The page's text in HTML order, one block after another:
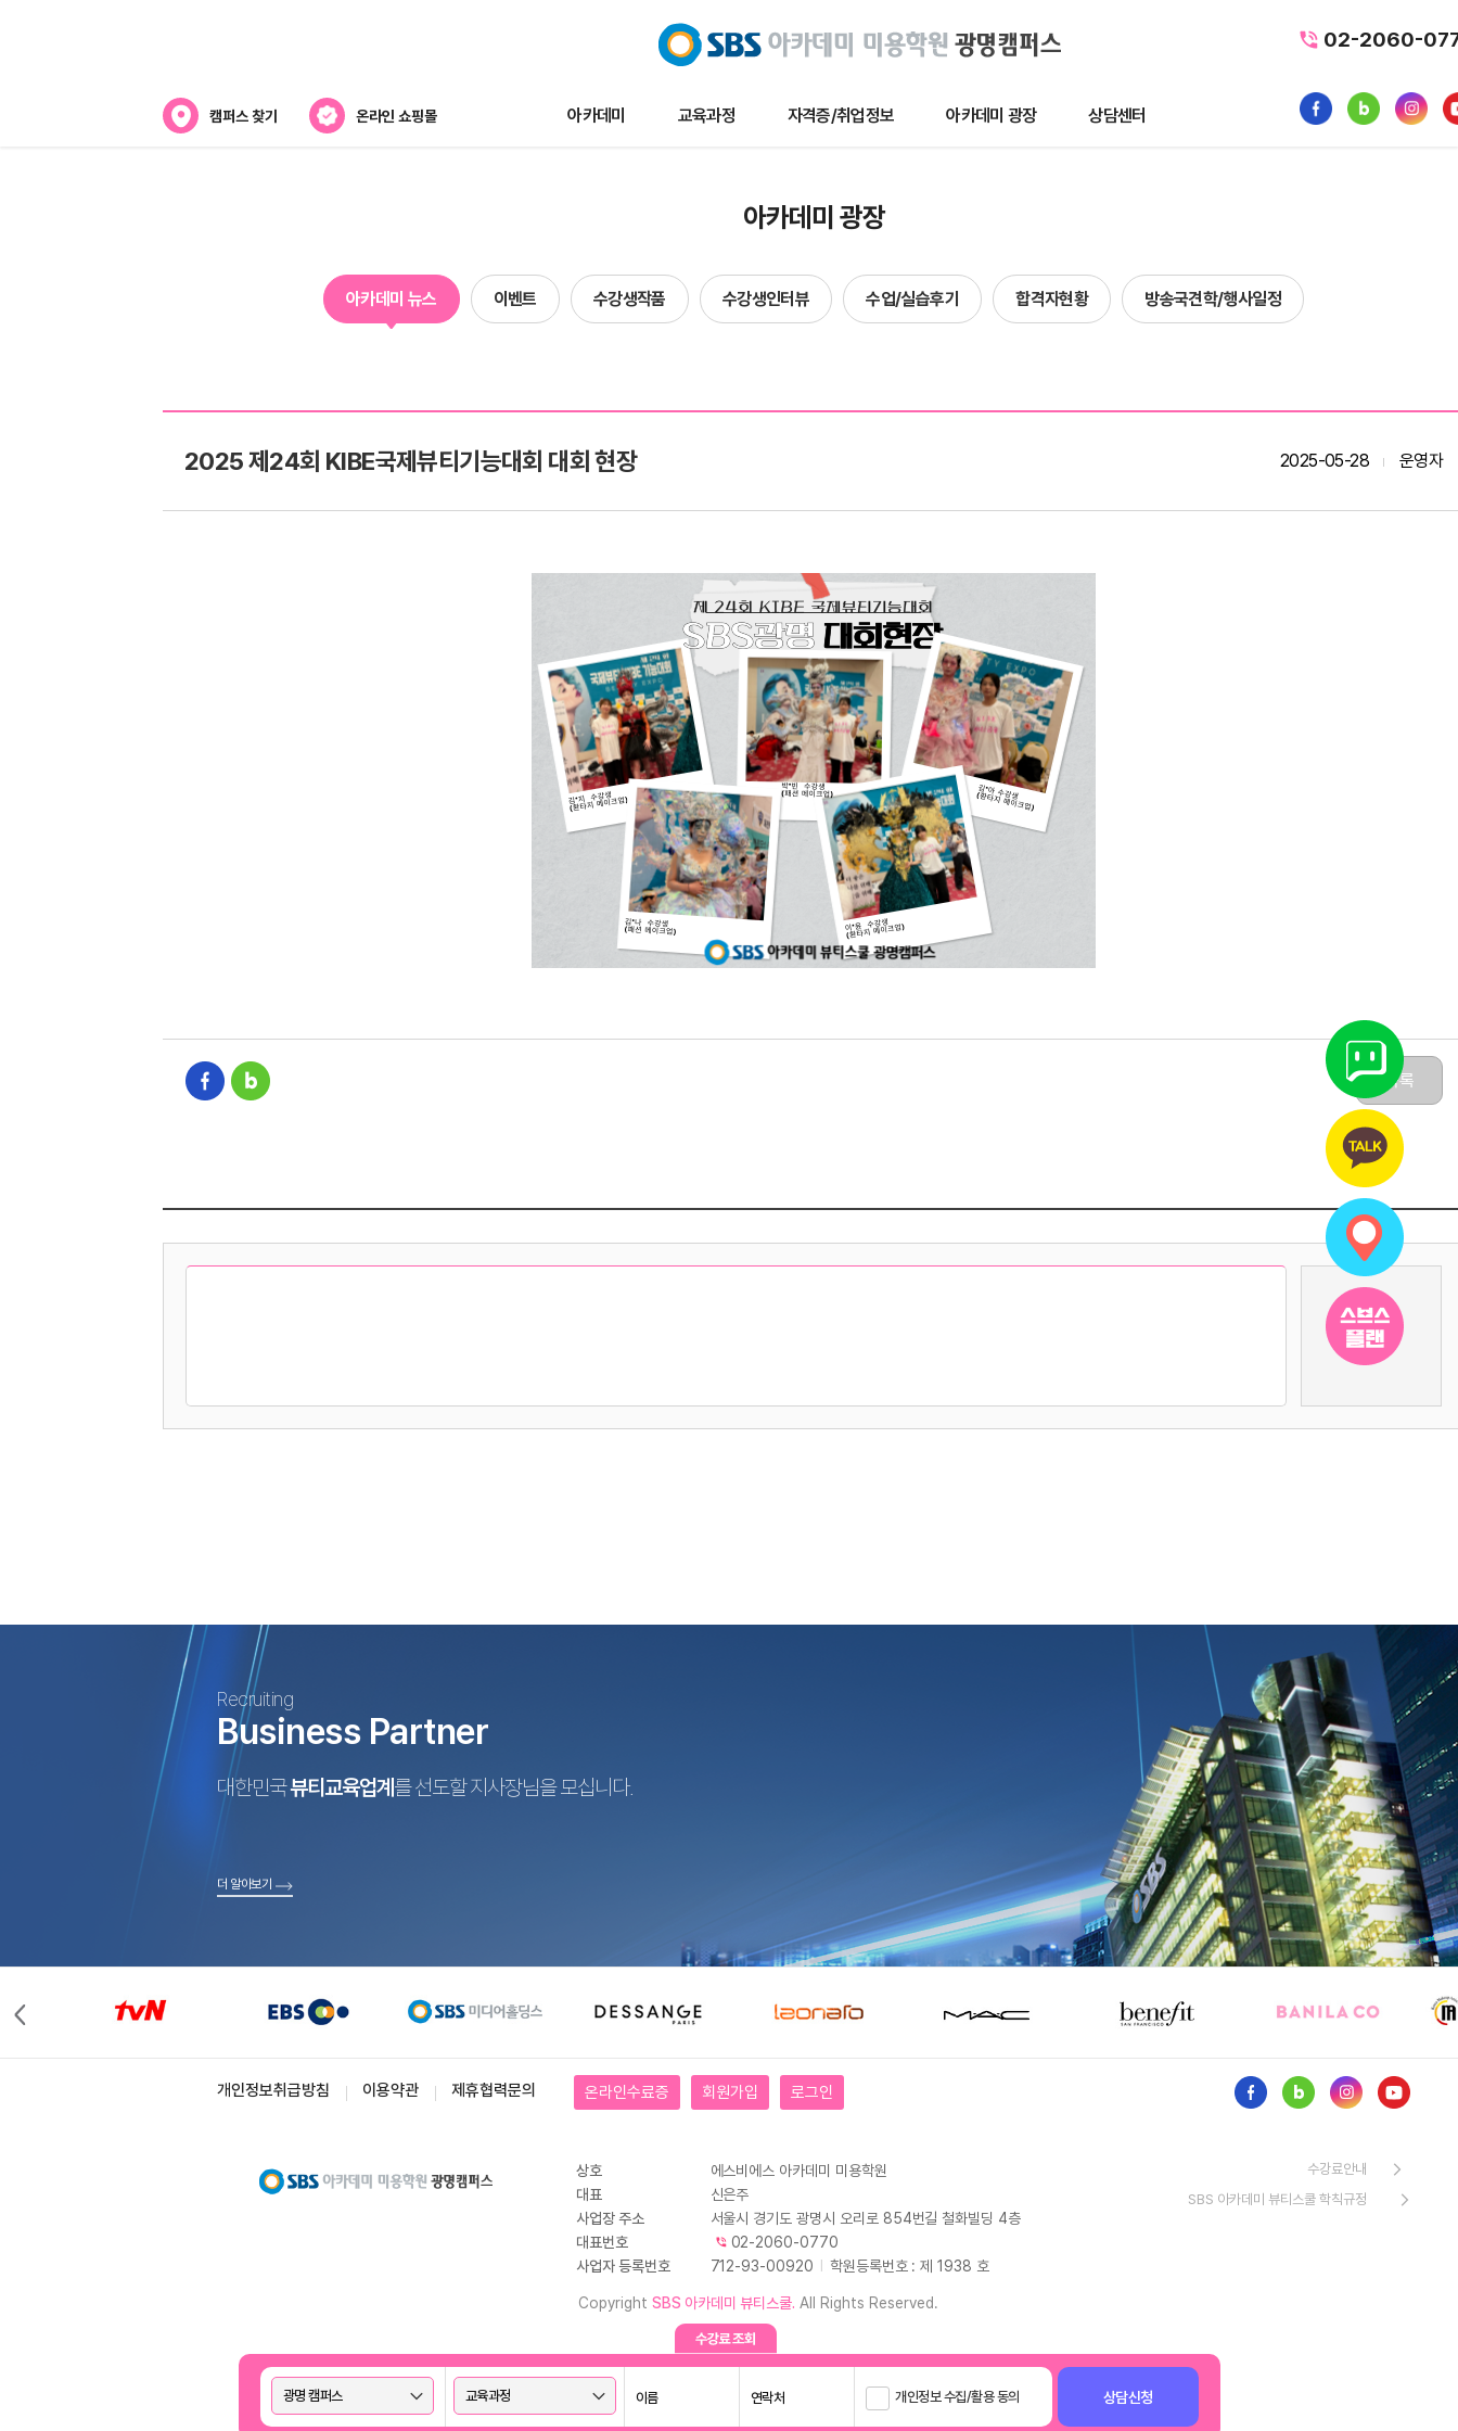
캠퍼스 찾기 온라인 쇼핑몰
02-2060-
아카데미 교육과정 자격증/취업정보 아카데미 광장 상담센터
캠퍼스위치
네일아트
헤어
채용/취업정보
자격증정보
자료실
이벤트
수강생작품
1:1 문의
내일배움카드
아카데미 광장
아카데미 뉴스 이벤트 수강생작품 수강생인터뷰 수업/실습후기 합격자현황 방송국견학/행사일정
2025 제24회 KIBE국제뷰티기능대회 대회 현장 2025-05-28 운영자
목록
댓글쓰기
Recruiting
Business Partner
대한민국뷰티교육업계 를 선도할 지사장님을 모십니다.
더 알아보기
개인정보취급방침 이용약관 제휴협력문의 온라인수료증 회원가입 로그인
상호
에스비에스 아카데미 미용학원
대표
신은주
사업장 주소
서울시 경기도 광명시 오리로 854번길 철화빌딩 4층
대표번호
02-2060-0770
사업자 등록번호
712-93-00920 학원등록번호 : 제 1938 호
Copyright SBS 아카데미 뷰티스쿨. All Rights Reserved.
수강료안내
SBS 아카데미 뷰티스쿨 학칙규정
개인정보 수집/활용 동의 상담신청